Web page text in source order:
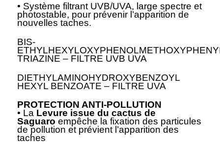
• Système filtrant UVB/UVA, large spectre et
photostable, pour prévenir l’apparition de
nouvelles taches.
BIS-
TRIAZINE – FILTRE UVB UVA
DIETHYLAMINOHYDROXYBENZOYL
HEXYL BENZOATE – FILTRE UVA
PROTECTION ANTI-POLLUTION
• La Levure issue du cactus de
Saguaro empêche la fixation des particules
de pollution et prévient l’apparition des
taches